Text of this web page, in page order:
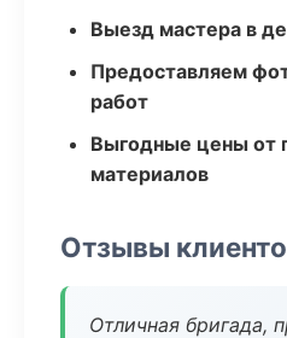
Выезд мастера в
Предоставляем
работ
Выгодные цены от
материалов
Отзывы
Отличная бригада,